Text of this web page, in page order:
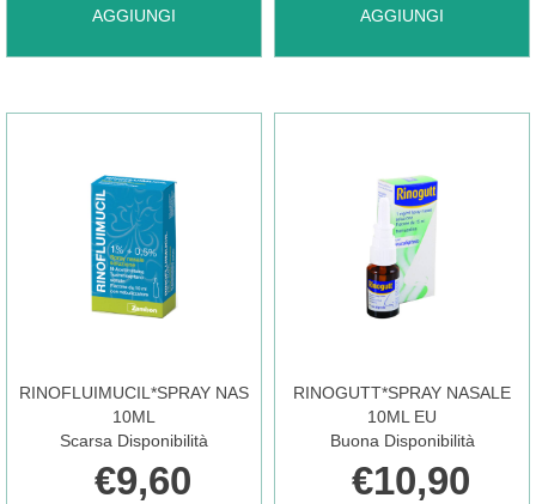
AGGIUNGI
AGGIUNGI RINAZINA*SPRAY
0,1% AL
AGGIUNGI
AGGIUNGI
100MCG AL
CARRELLO
RINOFLUIMUCIL*SPRAY NAS
10ML
Scarsa Disponibilità
€9,60
RINOGUTT*SPRAY NASALE
10ML EU
Buona Disponibilità
€10,90